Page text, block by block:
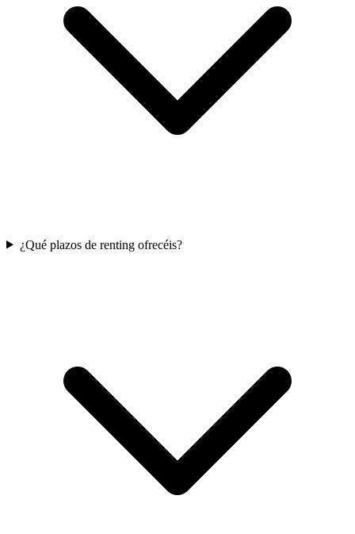
¿Qué plazos de renting ofrecéis?